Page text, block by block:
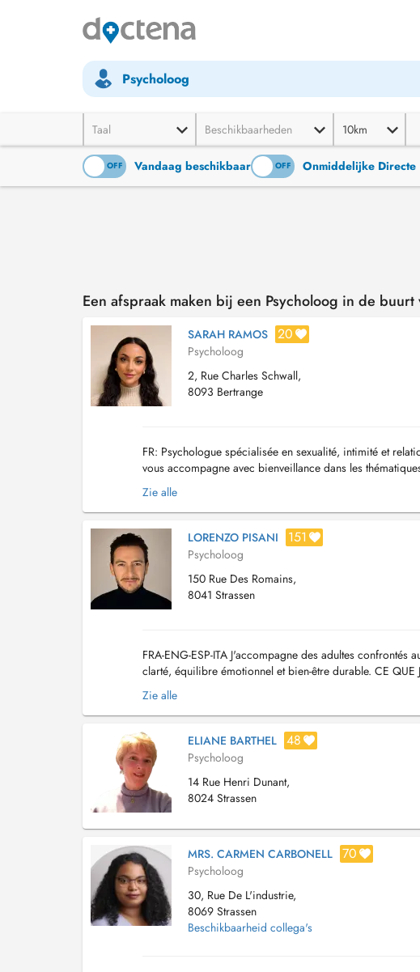
Psycholoog
Taal Beschikbaarheden 10km
OFF Vandaag beschikbaar
ON OFF Onmiddelijke
Een afspraak maken bij een Psycholoog in de buurt
SARAH RAMOS 20
Psycholoog
2, Rue Charles Schwall,
8093 Bertrange
FR: Psychologue spécialisée en sexualité, intimité et
vous accompagne avec bienveillance dans les
accompagnement professionnel pou...
Zie alle
LORENZO PISANI 151
Psycholoog
150 Rue Des Romains,
8041 Strassen
FRA-ENG-ESP-ITA J'accompagne des adultes
clarté, équilibre émotionnel et bien-être durable. CE QUE
Zie alle
ELIANE BARTHEL 48
Psycholoog
14 Rue Henri Dunant,
8024 Strassen
MRS. CARMEN CARBONELL 70
Psycholoog
30, Rue De L'industrie,
8069 Strassen
Beschikbaarheid collega's